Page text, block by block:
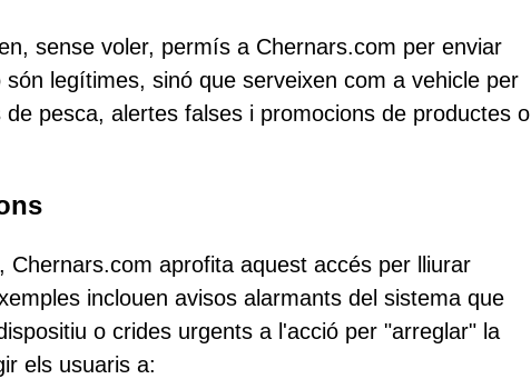
sense voler, permís a Chernars.com per enviar
legítimes, sinó que serveixen com a vehicle per
pesca, alertes falses i promocions de productes o
aprofita aquest accés per lliurar
inclouen avisos alarmants del sistema que
o crides urgents a l'acció per "arreglar" la
els usuaris a: